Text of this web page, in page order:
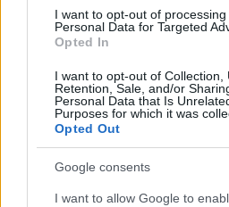
I want to opt-out of processing
Personal Data for Targeted
Opted In
I want to opt-out of Collection,
Retention, Sale, and/or
Personal Data that Is
Purposes for which it was
Opted Out
Google consents
I want to allow Google to